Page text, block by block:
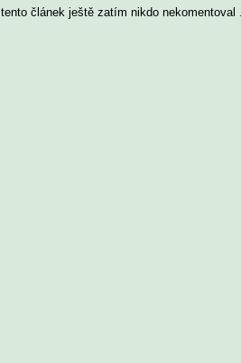
tento článek ještě zatím nikdo nekomentoval